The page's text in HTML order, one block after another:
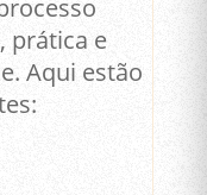
prática e
Aqui estão